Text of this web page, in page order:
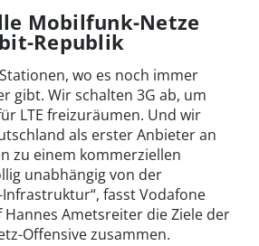
Mobilfunk-Netze
Republik
wo es noch immer
gibt. Wir schalten 3G ab, um
LTE freizuräumen. Und wir
als erster Anbieter an
zu einem kommerziellen
unabhängig von der
Infrastruktur“, fasst Vodafone
Hannes Ametsreiter die Ziele der
Offensive zusammen.